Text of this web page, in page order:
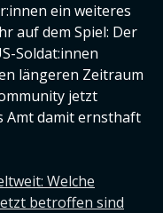
ein weiteres
auf dem Spiel: Der
Soldat:innen
längeren Zeitraum
jetzt
Amt damit ernsthaft
Welche
betroffen sind